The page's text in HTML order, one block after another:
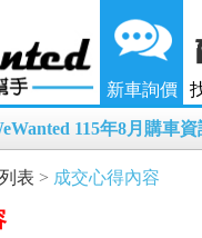
新車詢價
115年8月購車資
表 > 成交心得內容